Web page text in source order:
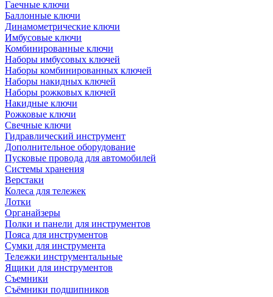
Гаечные ключи
Баллонные ключи
Динамометрические ключи
Имбусовые ключи
Комбинированные ключи
Наборы имбусовых ключей
Наборы комбинированных ключей
Наборы накидных ключей
Наборы рожковых ключей
Накидные ключи
Рожковые ключи
Свечные ключи
Гидравлический инструмент
Дополнительное оборудование
Пусковые провода для автомобилей
Системы хранения
Верстаки
Колеса для тележек
Лотки
Органайзеры
Полки и панели для инструментов
Пояса для инструментов
Сумки для инструмента
Тележки инструментальные
Ящики для инструментов
Съемники
Съёмники подшипников